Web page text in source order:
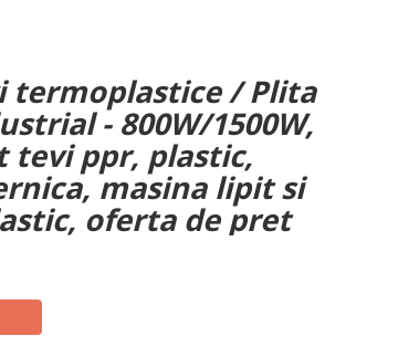
termoplastice / Plita
- 800W/1500W,
ppr, plastic,
masina lipit si
oferta de pret